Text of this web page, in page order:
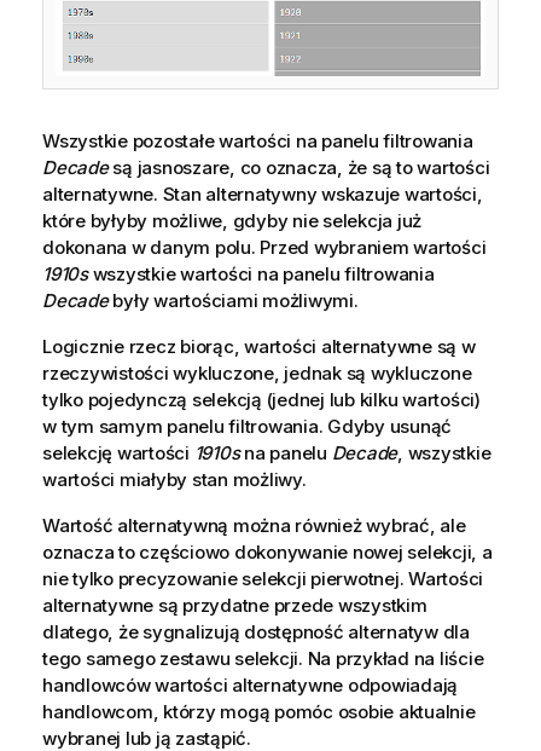
Wszystkie pozostałe wartości na panelu filtrowania
Decadesą jasnoszare, co oznacza, że są to wartości
alternatywne. Stan alternatywny wskazuje wartości,
które byłyby możliwe, gdyby nie selekcja już
dokonana w danym polu. Przed wybraniem wartości
1910swszystkie wartości na panelu filtrowania
Decadebyły wartościami możliwymi.
Logicznie rzecz biorąc, wartości alternatywne są w
rzeczywistości wykluczone, jednak są wykluczone
tylko pojedynczą selekcją (jednej lub kilku wartości)
w tym samym panelu filtrowania. Gdyby usunąć
selekcję wartości 1910sna panelu Decade, wszystkie
wartości miałyby stan możliwy.
Wartość alternatywną można również wybrać, ale
oznacza to częściowo dokonywanie nowej selekcji, a
nie tylko precyzowanie selekcji pierwotnej. Wartości
alternatywne są przydatne przede wszystkim
dlatego, że sygnalizują dostępność alternatyw dla
tego samego zestawu selekcji. Na przykład na liście
handlowców wartości alternatywne odpowiadają
handlowcom, którzy mogą pomóc osobie aktualnie
wybranej lub ją zastąpić.